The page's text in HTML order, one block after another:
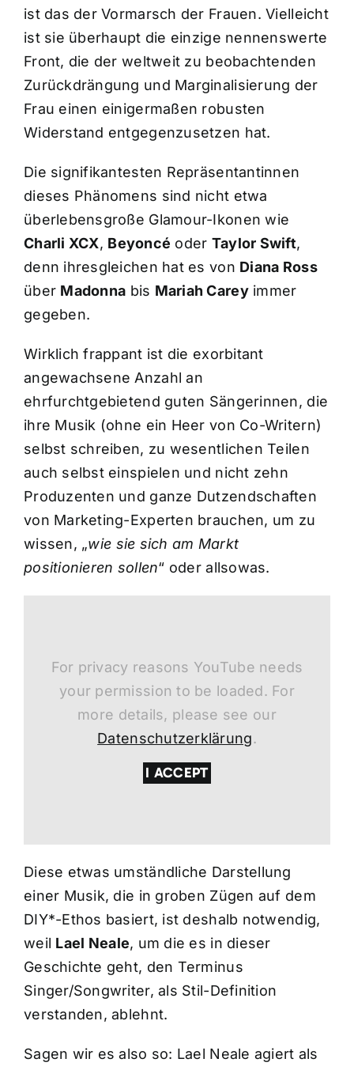
ist das der Vormarsch der Frauen. Vielleicht
ist sie überhaupt die einzige nennenswerte
Front, die der weltweit zu beobachtenden
Zurückdrängung und Marginalisierung der
Frau einen einigermaßen robusten
Widerstand entgegenzusetzen hat.
Die signifikantesten Repräsentantinnen
dieses Phänomens sind nicht etwa
überlebensgroße Glamour-Ikonen wie
Charli XCX, Beyoncé oder Taylor Swift,
denn ihresgleichen hat es von Diana Ross
über Madonna bis Mariah Careyimmer
gegeben.
Wirklich frappant ist die exorbitant
angewachsene Anzahl an
ehrfurchtgebietend guten Sängerinnen, die
ihre Musik (ohne ein Heer von Co-Writern)
selbst schreiben, zu wesentlichen Teilen
auch selbst einspielen und nicht zehn
Produzenten und ganze Dutzendschaften
von Marketing-Experten brauchen, um zu
wissen, „wie sie sich am Markt
positionieren sollen“ oder allsowas.
For privacy reasons YouTube needs
your permission to be loaded. For
more details, please see our
Datenschutzerklärung.
I ACCEPT
Diese etwas umständliche Darstellung
einer Musik, die in groben Zügen auf dem
DIY*-Ethos basiert, ist deshalb notwendig,
weil Lael Neale, um die es in dieser
Geschichte geht, den Terminus
Singer/Songwriter, als Stil-Definition
verstanden, ablehnt.
Sagen wir es also so: Lael Neale agiert als